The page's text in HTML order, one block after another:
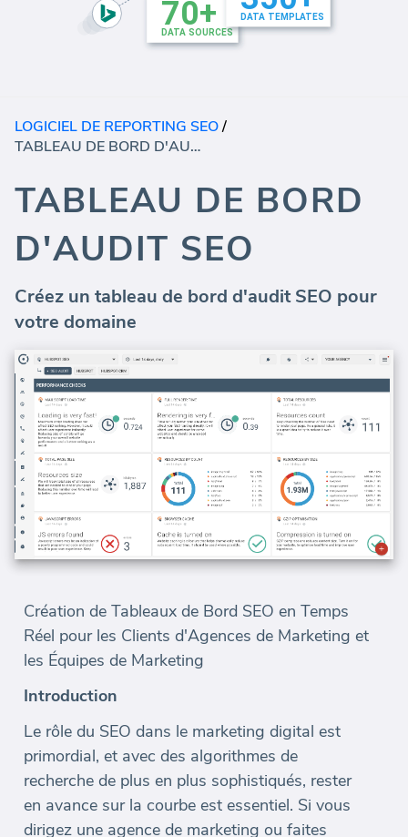
LOGICIEL DE REPORTING SEO/
TABLEAU DE BORD D'AUDIT SEO
TABLEAU DE BORD
D'AUDIT SEO
Créez un tableau de bord d'audit SEO pour
votre domaine
Création de Tableaux de Bord SEO en Temps
Réel pour les Clients d'Agences de Marketing et
les Équipes de Marketing
Introduction
Le rôle du SEO dans le marketing digital est
primordial, et avec des algorithmes de
recherche de plus en plus sophistiqués, rester
en avance sur la courbe est essentiel. Si vous
dirigez une agence de marketing ou faites